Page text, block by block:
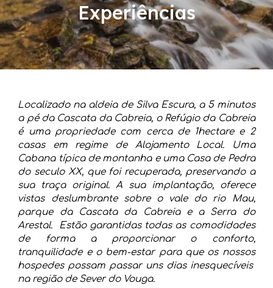
Experiências
Localizado na aldeia de Silva Escura, a 5 minutos
a pé da Cascata da Cabreia, o Refúgio da Cabreia
é uma propriedade com cerca de 1hectare e 2
casas em regime de Alojamento Local. Uma
Cabana típica de montanha e uma Casa de Pedra
do seculo XX, que foi recuperada, preservando a
sua traça original. A sua implantação, oferece
vistas deslumbrante sobre o vale do rio Mau,
parque da Cascata da Cabreia e a Serra do
Arestal. Estão garantidas todas as comodidades
de forma a proporcionar o conforto,
tranquilidade e o bem-estar para que os nossos
hospedes possam passar uns dias inesquecíveis
na região de Sever do Vouga.